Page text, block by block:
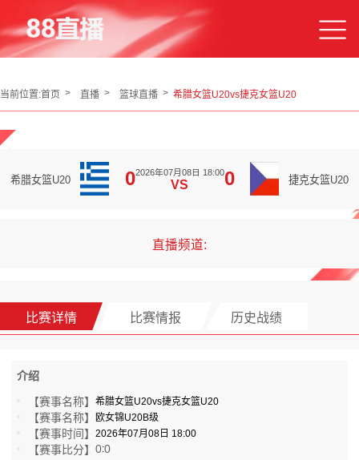
当前位置:首页 直播 篮球直播 希腊女篮U20vs捷克女篮U20
希腊女篮U20 02026年07月08日 18:00
VS 0 捷克女篮U20
直播频道:
比赛详情 比赛情报 历史战绩
介绍
【赛事名称】希腊女篮U20vs捷克女篮U20
【赛事名称】 欧女锦U20B级
【赛事时间】2026年07月08日 18:00
【赛事比分】0:0